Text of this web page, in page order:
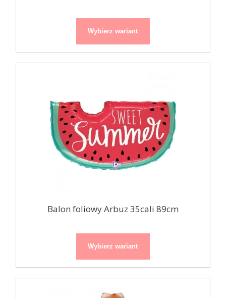
Wybierz wariant
Balon foliowy Arbuz 35cali 89cm
Wybierz wariant